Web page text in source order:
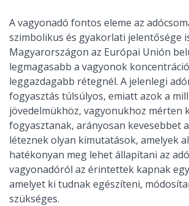
A vagyonadó fontos eleme az
szimbolikus és gyakorlati jelentősége
Magyarországon az Európai Unión
legmagasabb a vagyonok
leggazdagabb rétegnél. A jelenlegi
fogyasztás túlsúlyos, emiatt azok a
jövedelmükhöz, vagyonukhoz mérten
fogyasztanak, arányosan kevesebbet
léteznek olyan kimutatások, amelyek
hatékonyan meg lehet állapítani az
vagyonadóról az érintettek kapnak
amelyet ki tudnak egészíteni,
szükséges.